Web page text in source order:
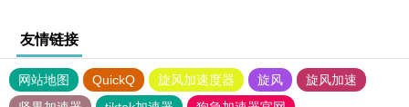
友情链接
网站地图 QuickQ 旋风加速度器 旋风
旋风加速